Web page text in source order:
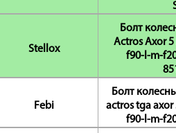
Stellox
Болт
Actros Axor
f90-l-m-
Febi
Болт
actros tga axor
f90-l-m-